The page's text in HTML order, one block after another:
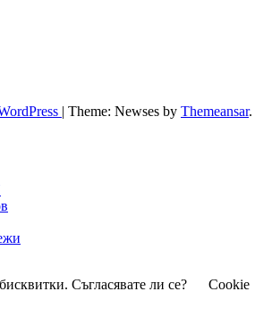
| Theme: Newses by Themeansar.
Съгласявате ли се?
Cookie